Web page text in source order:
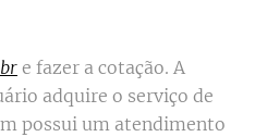
e fazer a cotação. A
adquire o serviço de
possui um atendimento